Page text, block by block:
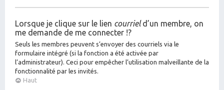
Lorsque je clique sur le lien courrield’un membre, on
me demande de me connecter !?
Seuls les membres peuvent s’envoyer des courriels via le
formulaire intégré (si la fonction a été activée par
l’administrateur). Ceci pour empêcher l’utilisation malveillante de la
fonctionnalité par les invités.
Haut